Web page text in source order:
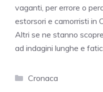
vaganti, per errore o
estorsori e camorristi in
Altri se ne stanno
ad indagini lunghe e
Categorie
Cronaca